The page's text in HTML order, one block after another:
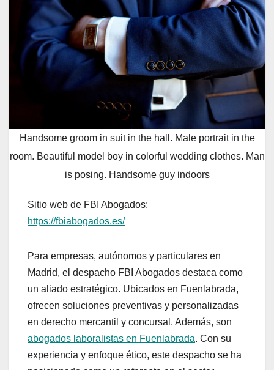
Handsome groom in suit in the hall. Male portrait in the
room. Beautiful model boy in colorful wedding clothes. Man
is posing. Handsome guy indoors
Sitio web de FBI Abogados:
https://fbiabogados.es/
Para empresas, autónomos y particulares en
Madrid, el despacho FBI Abogados destaca como
un aliado estratégico. Ubicados en Fuenlabrada,
ofrecen soluciones preventivas y personalizadas
en derecho mercantil y concursal. Además, son
abogados laboralistas en Fuenlabrada. Con su
experiencia y enfoque ético, este despacho se ha